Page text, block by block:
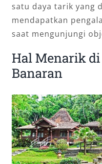
satu daya tarik yang
mendapatkan
saat mengunjungi
Hal Menarik
Banaran